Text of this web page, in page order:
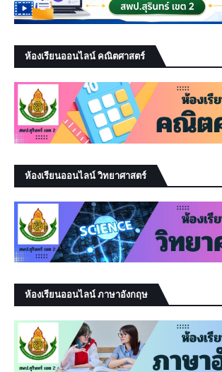
ห้องเรียนออนไลน์ คณิตศาสตร์
ห้องเรียนออนไลน์ วิทยาศาสตร์
ห้องเรียนออนไลน์ ภาษาอังกฤษ